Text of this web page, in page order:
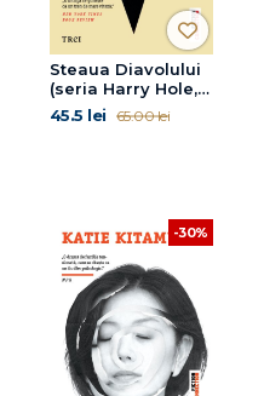
Steaua Diavolului
(seria Harry Hole,
vol. 5)
45.5 lei 65.00 lei
-30%